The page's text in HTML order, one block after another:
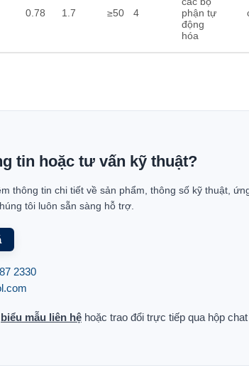
0.78 1.7 ≥50 4
phận tự
động
hóa
tin hoặc tư vấn kỹ thuật?
thông tin chi tiết về sản phẩm, thông số kỹ thuật,
tôi luôn sẵn sàng hỗ trợ.
2330
biểu mẫu liên hệ hoặc trao đổi trực tiếp qua hộp